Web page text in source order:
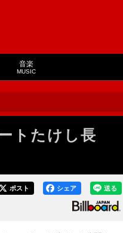
音楽
MUSIC
トたけし長
送る
シェア
ポスト